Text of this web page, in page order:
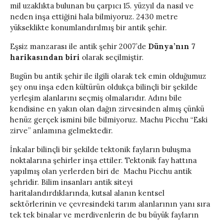
mil uzaklıkta bulunan bu çarpıcı 15. yüzyıl da nasıl ve
neden inşa ettiğini hala bilmiyoruz. 2430 metre
yükseklikte konumlandırılmış bir antik şehir.
Eşsiz manzarası ile antik şehir 2007’de Dünya’nın 7
harikasından biri olarak seçilmiştir.
Bugün bu antik şehir ile ilgili olarak tek emin olduğumuz
şey onu inşa eden kültürün oldukça bilinçli bir şekilde
yerleşim alanlarını seçmiş olmalarıdır. Adını bile
kendisine en yakın olan dağın zirvesinden almış çünkü
henüz gerçek ismini bile bilmiyoruz. Machu Picchu “Eski
zirve” anlamına gelmektedir.
İnkalar bilinçli bir şekilde tektonik fayların buluşma
noktalarına şehirler inşa ettiler. Tektonik fay hattına
yapılmış olan yerlerden biri de Machu Picchu antik
şehridir. Bilim insanları antik siteyi
haritalandırdıklarında, kutsal alanın kentsel
sektörlerinin ve çevresindeki tarım alanlarının yanı sıra
tek tek binalar ve merdivenlerin de bu büyük fayların